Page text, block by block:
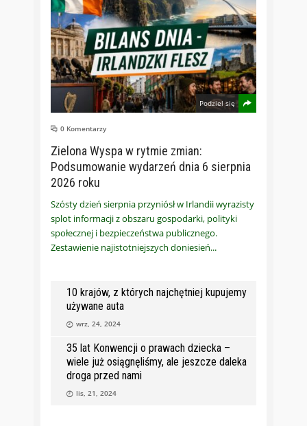
Podziel się
0 Komentarzy
Zielona Wyspa w rytmie zmian:
Podsumowanie wydarzeń dnia 6 sierpnia
2026 roku
Szósty dzień sierpnia przyniósł w Irlandii wyrazisty
splot informacji z obszaru gospodarki, polityki
społecznej i bezpieczeństwa publicznego.
Zestawienie najistotniejszych doniesień
10 krajów, z których najchętniej kupujemy
używane auta
wrz, 24, 2024
35 lat Konwencji o prawach dziecka –
wiele już osiągnęliśmy, ale jeszcze daleka
droga przed nami
lis, 21, 2024